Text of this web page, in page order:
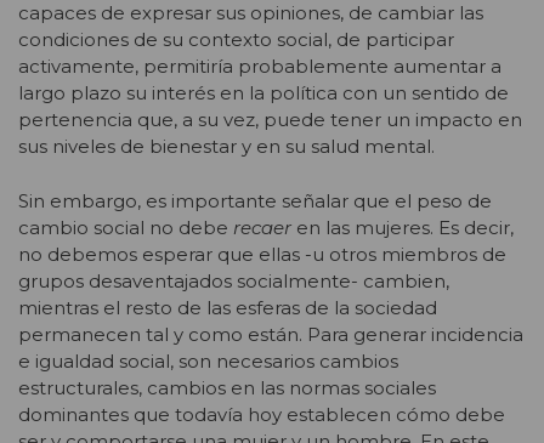
capaces de expresar sus opiniones, de cambiar las
condiciones de su contexto social, de participar
activamente, permitiría probablemente aumentar a
largo plazo su interés en la política con un sentido de
pertenencia que, a su vez, puede tener un impacto en
sus niveles de bienestar y en su salud mental.
Sin embargo, es importante señalar que el peso de
cambio social no debe recaer en las mujeres. Es decir,
no debemos esperar que ellas -u otros miembros de
grupos desaventajados socialmente- cambien,
mientras el resto de las esferas de la sociedad
permanecen tal y como están. Para generar incidencia
e igualdad social, son necesarios cambios
estructurales, cambios en las normas sociales
dominantes que todavía hoy establecen cómo debe